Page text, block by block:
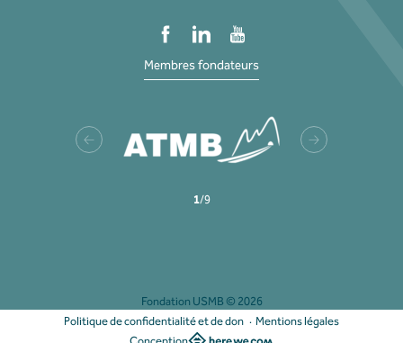
Membres fondateurs
1/9
Fondation USMB © 2026
Politique de confidentialité et de don
Mentions légales